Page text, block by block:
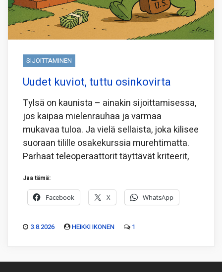
SIJOITTAMINEN
Uudet kuviot, tuttu osinkovirta
Tylsä on kaunista – ainakin sijoittamisessa,
jos kaipaa mielenrauhaa ja varmaa
mukavaa tuloa. Ja vielä sellaista, joka kilisee
suoraan tilille osakekurssia murehtimatta.
Parhaat teleoperaattorit täyttävät kriteerit,
Jaa tämä:
Facebook X WhatsApp
3.8.2026 HEIKKI IKONEN 1